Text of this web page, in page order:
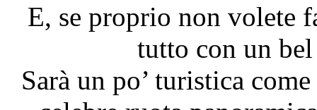
E, se proprio non volete
tutto con un
Sarà un po’ turistica